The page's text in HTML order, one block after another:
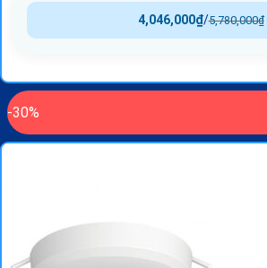
5,780,000₫
/
4,046,000₫
-30%